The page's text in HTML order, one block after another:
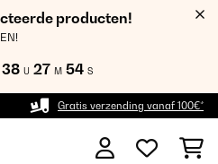
producten!
38 U 27 M 53 S
Gratis verzending vanaf 100€*